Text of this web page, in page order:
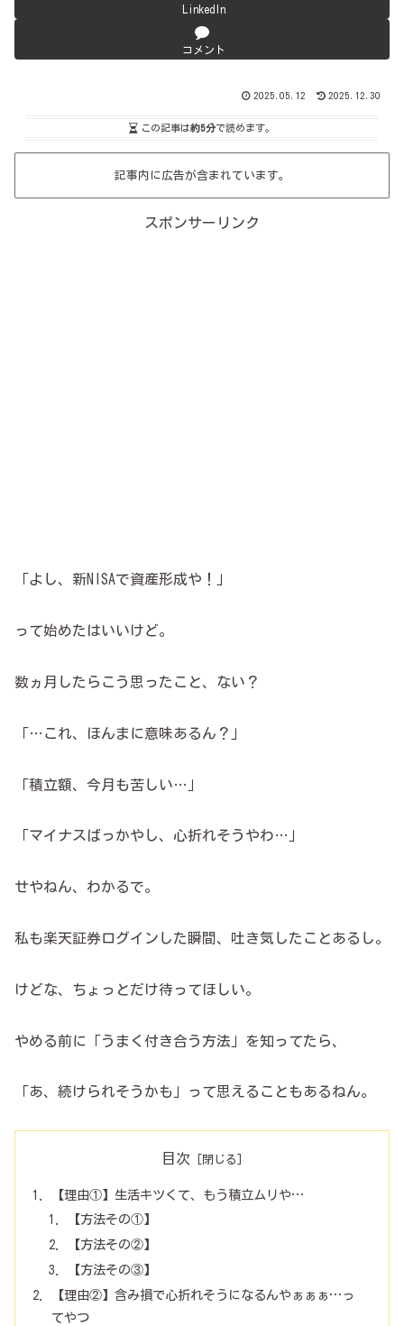
LinkedIn
コメント
2025.05.12 2025.12.30
この記事は約5分で読めます。
記事内に広告が含まれています。
スポンサーリンク
「よし、新NISAで資産形成や！」
って始めたはいいけど。
数ヵ月したらこう思ったこと、ない？
「…これ、ほんまに意味あるん？」
「積立額、今月も苦しい…」
「マイナスばっかやし、心折れそうやわ…」
せやねん、わかるで。
私も楽天証券ログインした瞬間、吐き気したことあるし。
けどな、ちょっとだけ待ってほしい。
やめる前に「うまく付き合う方法」を知ってたら、
「あ、続けられそうかも」って思えることもあるねん。
目次
【理由①】生活キツくて、もう積立ムリや…
【方法その①】
【方法その②】
【方法その③】
【理由②】含み損で心折れそうになるんやぁぁぁ…っ
てやつ